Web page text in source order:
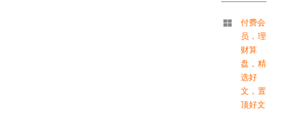
付费会
员 ， 理
财算
盘 ， 精
选好
文 ， 置
顶好文